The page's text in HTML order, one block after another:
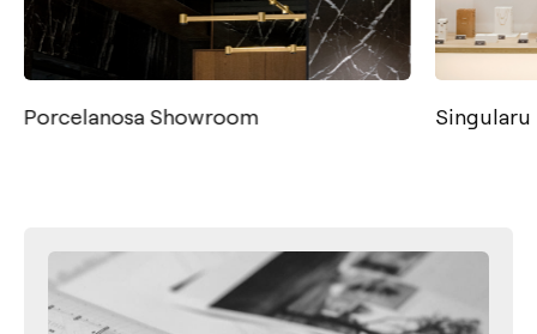
Porcelanosa Showroom Singularu